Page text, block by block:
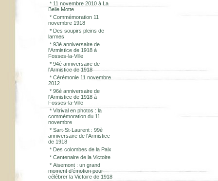
* 11 novembre 2010 à La
Belle Motte
* Commémoration 11
novembre 1918
* Des soupirs pleins de
larmes
* 93è anniversaire de
l'Armistice de 1918 à
Fosses-la-Ville
* 94è anniversaire de
l'Armistice de 1918
* Cérémonie 11 novembre
2012
* 96è anniversaire de
l'Armistice de 1918 à
Fosses-la-Ville
* Vitrival en photos : la
commémoration du 11
novembre
* Sart-St-Laurent : 99è
anniversaire de l'Armistice
de 1918
* Des colombes de la Paix
* Centenaire de la Victoire
* Aisemont : un grand
moment d’émotion pour
célébrer la Victoire de 1918